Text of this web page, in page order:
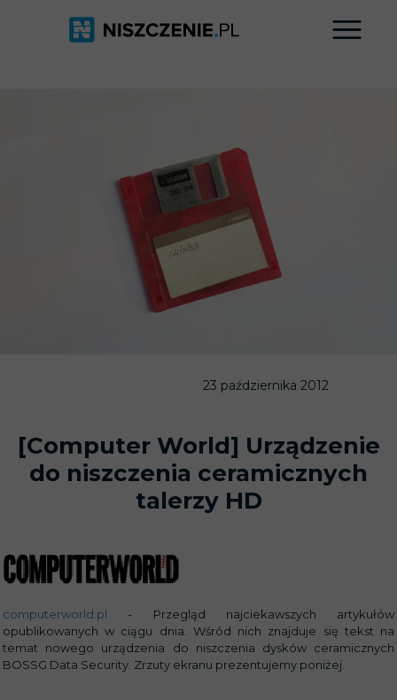
23 października 2012
[Computer World] Urządzenie
do niszczenia ceramicznych
talerzy HD
computerworld.pl - Przegląd najciekawszych artykułów
opublikowanych w ciągu dnia. Wśród nich znajduje się tekst na
temat nowego urządzenia do niszczenia dysków ceramicznych
BOSSG Data Security. Zrzuty ekranu prezentujemy poniżej.